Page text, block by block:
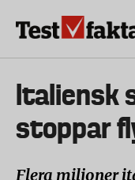
Huvudmeny
ny
Italiensk
stoppar
Flera miljoner